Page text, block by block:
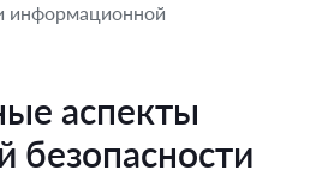
информационной
аспекты
безопасности